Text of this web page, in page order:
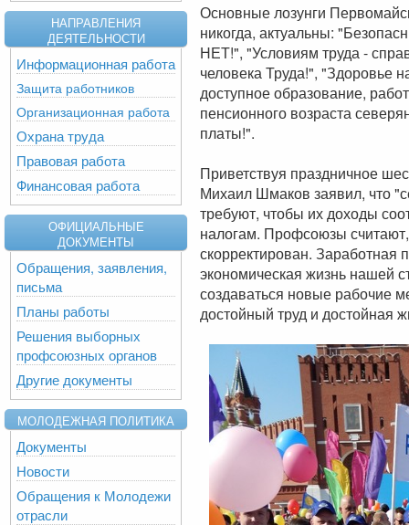
НАПРАВЛЕНИЯ
ДЕЯТЕЛЬНОСТИ
Информационная работа
Защита работников
Организационная работа
Охрана труда
Правовая работа
Финансовая работа
ОФИЦИАЛЬНЫЕ
ДОКУМЕНТЫ
Обращения, заявления,
письма
Планы работы
Решения выборных
профсоюзных органов
Другие документы
МОЛОДЕЖНАЯ ПОЛИТИКА
Документы
Новости
Обращения к Молодежи
отрасли
Основные лозунги
никогда, актуальны:
НЕТ!", "Условиям труда -
человека Труда!", "Здоровье
доступное образование,
пенсионного возраста
платы!".
Приветствуя праздничное
Михаил Шмаков заявил, что
требуют, чтобы их доходы
налогам. Профсоюзы
скорректирован. Заработная
экономическая жизнь нашей
создаваться новые рабочие
достойный труд и достойная